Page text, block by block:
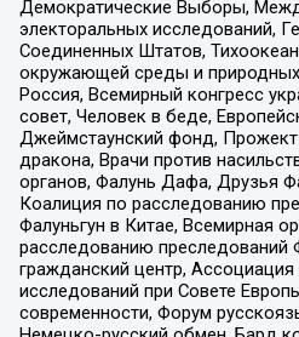
Демократические Выборы,
электоральных исследований,
Соединенных Штатов,
окружающей среды и
Россия, Всемирный конгресс
совет, Человек в беде,
Джеймстаунский фонд,
дракона, Врачи против
органов, Фалунь Дафа, Друзья
Коалиция по расследованию
Фалуньгун в Китае, Всемирная
расследованию преследований
гражданский центр,
исследований при Совете
современности, Форум